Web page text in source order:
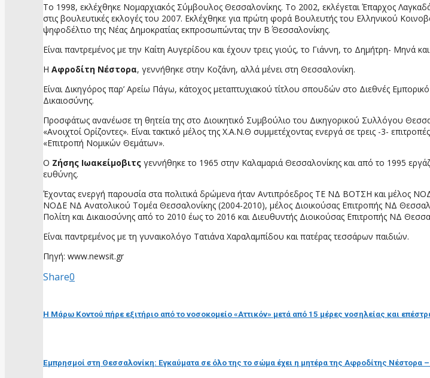
Το 1998, εκλέχθηκε Νομαρχιακός Σύμβουλος Θεσσαλονίκης. Το 2002, εκλέγεται Έπαρχος
στις βουλευτικές εκλογές του 2007. Εκλέχθηκε για πρώτη φορά Βουλευτής του Ελληνικού
ψηφοδέλτιο της Νέας Δημοκρατίας εκπροσωπώντας την Β΄ Θεσσαλονίκης.
Είναι παντρεμένος με την Καίτη Αυγερίδου και έχουν τρεις γιούς, το Γιάννη, το Δημήτρη- Μηνά
Η Αφροδίτη Νέστορα, γεννήθηκε στην Κοζάνη, αλλά μένει στη Θεσσαλονίκη.
Είναι Δικηγόρος παρ’ Αρείω Πάγω, κάτοχος μεταπτυχιακού τίτλου σπουδών στο Διεθνές
Δικαιοσύνης.
Προσφάτως ανανέωσε τη θητεία της στο Διοικητικό Συμβούλιο του Δικηγορικού Συλλόγου
«Ανοιχτοί Ορίζοντες». Είναι τακτικό μέλος της Χ.Α.Ν.Θ συμμετέχοντας ενεργά σε τρεις -3-
«Επιτροπή Νομικών Θεμάτων».
Ο Ζήσης Ιωακείμοβιτς γεννήθηκε το 1965 στην Καλαμαριά Θεσσαλονίκης και από το 1995
ευθύνης.
Έχοντας ενεργή παρουσία στα πολιτικά δρώμενα ήταν Αντιπρόεδρος ΤΕ ΝΔ ΒΟΤΣΗ και μέλος
ΝΟΔΕ ΝΔ Ανατολικού Τομέα Θεσσαλονίκης (2004-2010), μέλος Διοικούσας Επιτροπής ΝΔ
Πολίτη και Δικαιοσύνης από το 2010 έως το 2016 και Διευθυντής Διοικούσας Επιτροπής ΝΔ
Είναι παντρεμένος με τη γυναικολόγο Τατιάνα Χαραλαμπίδου και πατέρας τεσσάρων παιδιών.
Πηγή: www.newsit.gr
Share0
Η Μάρω Κοντού πήρε εξιτήριο από το νοσοκομείο «Αττικόν» μετά από 15 μέρες νοσηλείας και
Εμπρησμοί στη Θεσσαλονίκη: Εγκαύματα σε όλο της το σώμα έχει η μητέρα της Αφροδίτης Νέστορα